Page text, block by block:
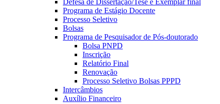
Defesa de Dissertação/Tese e Exemplar final
Programa de Estágio Docente
Processo Seletivo
Bolsas
Programa de Pesquisador de Pós-doutorado
Bolsa PNPD
Inscrição
Relatório Final
Renovação
Processo Seletivo Bolsas PPPD
Intercâmbios
Auxílio Financeiro